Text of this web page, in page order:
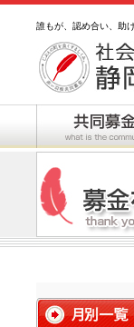
誰もが、認め合い、助